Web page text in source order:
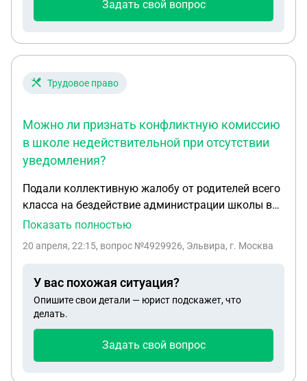
паспорт, не оформив развод со мной? Ведь в
Задать свой вопрос
Трудовое право
Можно ли признать конфликтную комиссию
в школе недействительной при отсутствии
уведомления?
Подали коллективную жалобу от родителей всего
класса на бездействие администрации школы в
конфликтной ситуации в классе.Школа созвала
официальном сайте школы нет,на комиссию не
жалобу.Можно ли признать комиссию не
действительной.
Показать полностью
20 апреля, 22:15, вопрос №4929926, Эльвира, г. Москва
У вас похожая ситуация?
Опишите свои детали — юрист подскажет, что
делать.
Задать свой вопрос